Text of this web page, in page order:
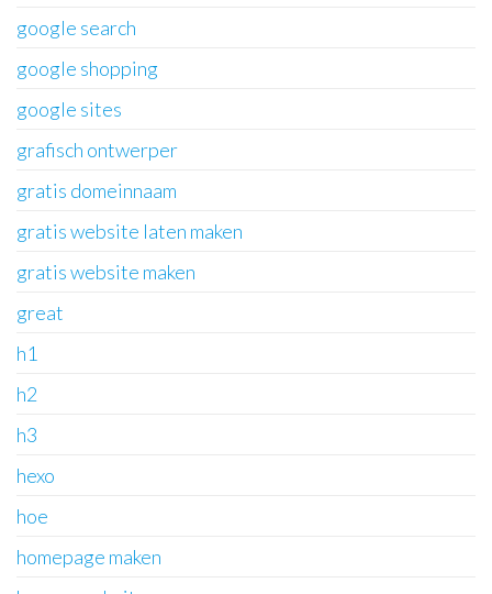
google search
google shopping
google sites
grafisch ontwerper
gratis domeinnaam
gratis website laten maken
gratis website maken
great
h1
h2
h3
hexo
hoe
homepage maken